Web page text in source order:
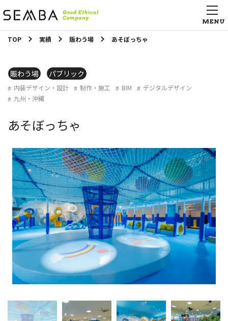
TOP 実績 賑わう場 あそぼっちゃ
賑わう場 パブリック
内装デザイン・設計 制作・施工 BIM
デジタルデザイン
九州・沖縄
あそぼっちゃ